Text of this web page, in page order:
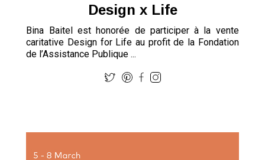
Design x Life
Bina Baitel est honorée de participer à la vente
caritative Design for Life au profit de la Fondation
de l’Assistance Publique ...